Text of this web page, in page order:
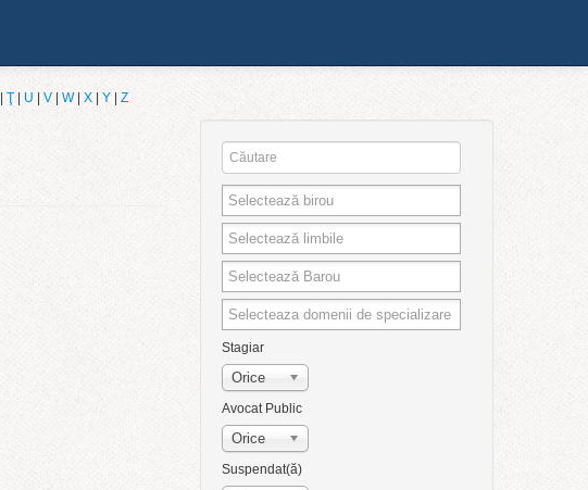
Ţ| U V| W| X| Y| Z
Stagiar
Orice
Avocat Public
Orice
Suspendat(ă)